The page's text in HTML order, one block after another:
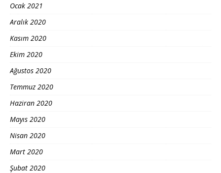
Ocak 2021
Aralık 2020
Kasım 2020
Ekim 2020
Ağustos 2020
Temmuz 2020
Haziran 2020
Mayıs 2020
Nisan 2020
Mart 2020
Şubat 2020